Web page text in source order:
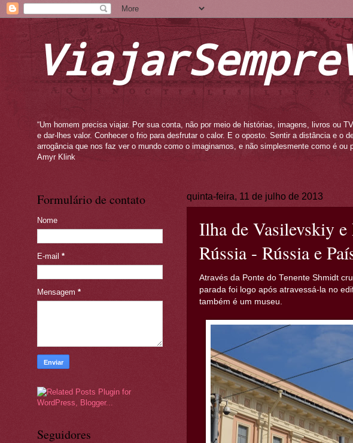
“Um homem precisa viajar. Por sua conta, não por meio de histórias, imagens, livros ou
e dar-lhes valor. Conhecer o frio para desfrutar o calor. E o oposto. Sentir a distância e o
arrogância que nos faz ver o mundo como o imaginamos, e não simplesmente como é
Amyr Klink
quinta-feira, 11 de julho de 2013
Ilha de Vasilevskiy e
Rússia - Rússia e
Através da Ponte do Tenente Shmidt
parada foi logo após atravessá-la no
também é um museu.
Formulário de contato
Nome
E-mail *
Mensagem *
Seguidores